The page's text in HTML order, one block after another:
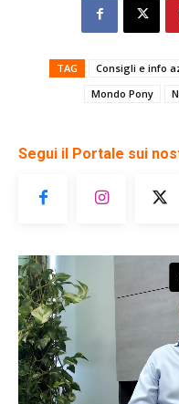
TAG Consigli e info
Mondo Pony
Segui il Portale sui